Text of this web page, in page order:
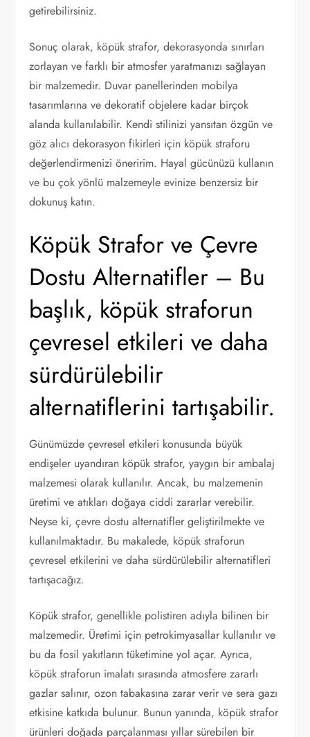
getirebilirsiniz.
Sonuç olarak, köpük strafor, dekorasyonda sınırları
zorlayan ve farklı bir atmosfer yaratmanızı sağlayan
bir malzemedir. Duvar panellerinden mobilya
tasarımlarına ve dekoratif objelere kadar birçok
alanda kullanılabilir. Kendi stilinizi yansıtan özgün ve
göz alıcı dekorasyon fikirleri için köpük straforu
değerlendirmenizi öneririm. Hayal gücünüzü kullanın
ve bu çok yönlü malzemeyle evinize benzersiz bir
dokunuş katın.
Köpük Strafor ve Çevre
Dostu Alternatifler – Bu
başlık, köpük straforun
çevresel etkileri ve daha
sürdürülebilir
alternatiflerini tartışabilir.
Günümüzde çevresel etkileri konusunda büyük
endişeler uyandıran köpük strafor, yaygın bir ambalaj
malzemesi olarak kullanılır. Ancak, bu malzemenin
üretimi ve atıkları doğaya ciddi zararlar verebilir.
Neyse ki, çevre dostu alternatifler geliştirilmekte ve
kullanılmaktadır. Bu makalede, köpük straforun
çevresel etkilerini ve daha sürdürülebilir alternatifleri
tartışacağız.
Köpük strafor, genellikle polistiren adıyla bilinen bir
malzemedir. Üretimi için petrokimyasallar kullanılır ve
bu da fosil yakıtların tüketimine yol açar. Ayrıca,
köpük straforun imalatı sırasında atmosfere zararlı
gazlar salınır, ozon tabakasına zarar verir ve sera gazı
etkisine katkıda bulunur. Bunun yanında, köpük strafor
ürünleri doğada parçalanması yıllar sürebilen bir